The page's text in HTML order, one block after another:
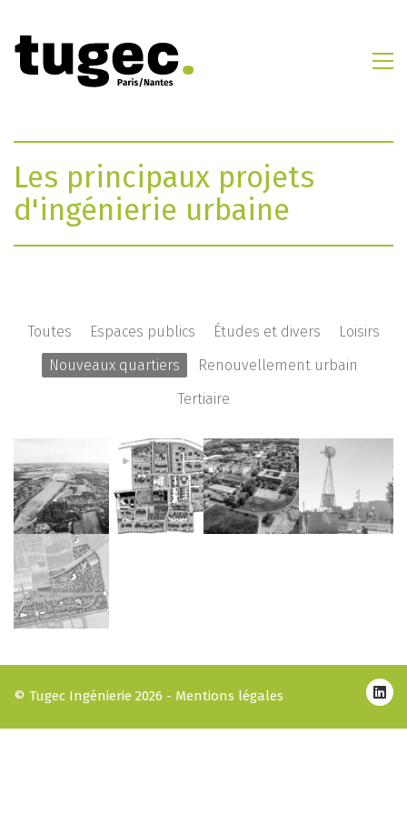
Les principaux projets
d'ingénierie urbaine
Toutes Espaces publics Études et divers
Loisirs
Nouveaux quartiers
Renouvellement urbain
Tertiaire
© Tugec Ingénierie 2026 - Mentions légales